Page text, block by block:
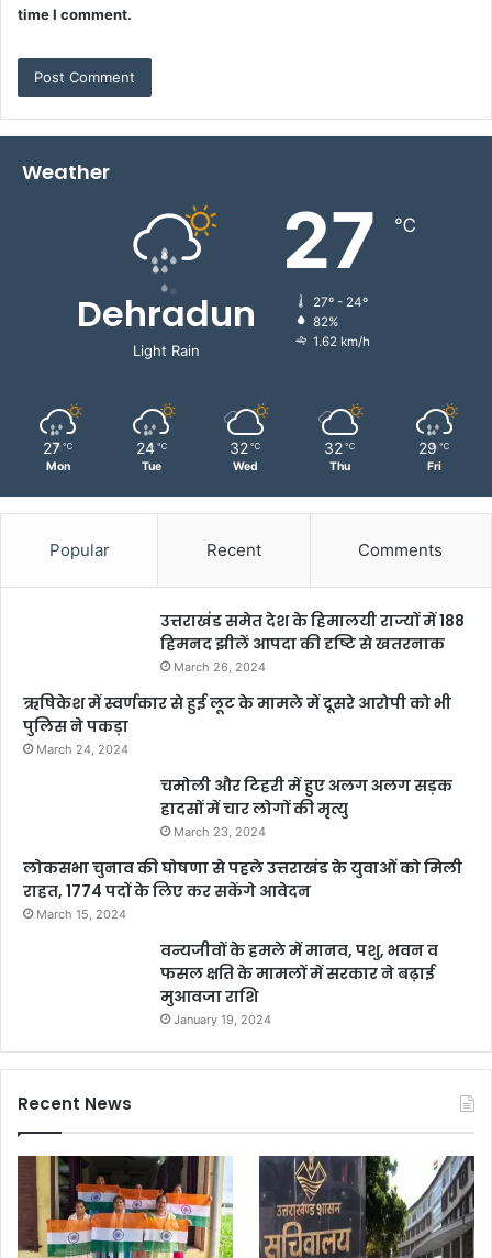
time I comment.
Weather
Dehradun
Light Rain
27 ℃
27º - 24º
82%
1.62 km/h
27 ℃
Mon
24 ℃
Tue
32 ℃
Wed
32 ℃
Thu
29 ℃
Fri
Popular Recent Comments
उत्तराखंड समेत देश के हिमालयी राज्यों में 188
हिमनद झीलें आपदा की दृष्टि से खतरनाक
March 26, 2024
ऋषिकेश में स्वर्णकार से हुई लूट के मामले में दूसरे आरोपी को भी
पुलिस ने पकड़ा
March 24, 2024
चमोली और टिहरी में हुए अलग अलग सड़क
हादसों में चार लोगों की मृत्यु
March 23, 2024
लोकसभा चुनाव की घोषणा से पहले उत्तराखंड के युवाओं को मिली
राहत, 1774 पदों के लिए कर सकेंगे आवेदन
March 15, 2024
वन्यजीवों के हमले में मानव, पशु, भवन व
फसल क्षति के मामलों में सरकार ने बढ़ाई
मुआवजा राशि
January 19, 2024
Recent News